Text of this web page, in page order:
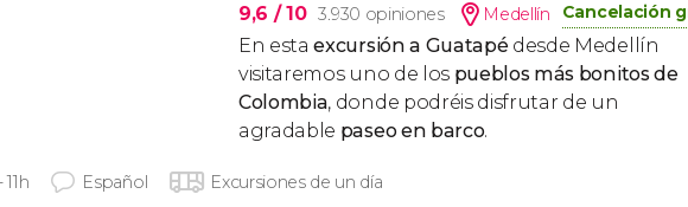
9,6 / 10 3.930 opiniones Medellín Cancelación
En estaexcursión a Guatapédesde Medellín
visitaremos uno de los pueblos más bonitos de
Colombia, donde podréis disfrutar de un
agradable paseo en barco.
11h Español Excursiones de un día